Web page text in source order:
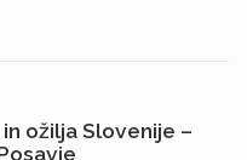
ožilja Slovenije –